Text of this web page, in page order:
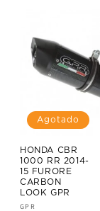
Agotado
HONDA CBR
1000 RR 2014-
15 FURORE
CARBON
LOOK GPR
GPR